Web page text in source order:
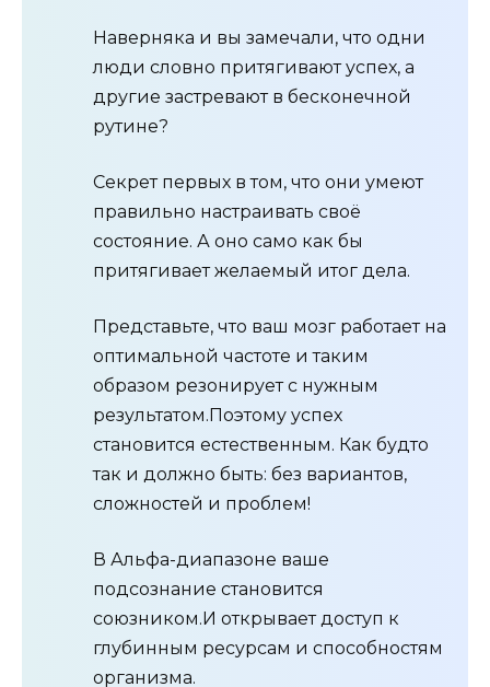
Наверняка и вы замечали, что одни
люди словно притягивают успех, а
другие застревают в бесконечной
рутине?
Секрет первых в том, что они умеют
правильно настраивать своё
состояние. А оно само как бы
притягивает желаемый итог дела.
Представьте, что ваш мозг работает на
оптимальной частоте и таким
образом резонирует с нужным
результатом.Поэтому успех
становится естественным. Как будто
так и должно быть: без вариантов,
сложностей и проблем!
В Альфа-диапазоне ваше
подсознание становится
союзником.И открывает доступ к
глубинным ресурсам и способностям
организма.